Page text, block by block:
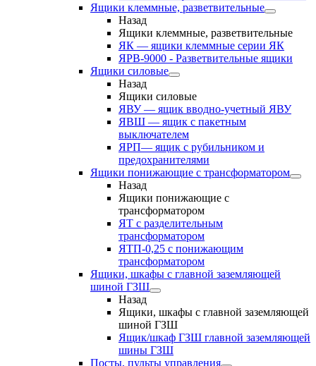
Ящики клеммные, разветвительные
Назад
Ящики клеммные, разветвительные
ЯК — ящики клеммные серии ЯК
ЯРВ-9000 - Разветвительные ящики
Ящики силовые
Назад
Ящики силовые
ЯВУ — ящик вводно-учетный ЯВУ
ЯВШ — ящик с пакетным
выключателем
ЯРП— ящик с рубильником и
предохранителями
Ящики понижающие с трансформатором
Назад
Ящики понижающие с
трансформатором
ЯТ с разделительным
трансформатором
ЯТП-0,25 с понижающим
трансформатором
Ящики, шкафы с главной заземляющей
шиной ГЗШ
Назад
Ящики, шкафы с главной заземляющей
шиной ГЗШ
Ящик/шкаф ГЗШ главной заземляющей
шины ГЗШ
Посты, пульты управления